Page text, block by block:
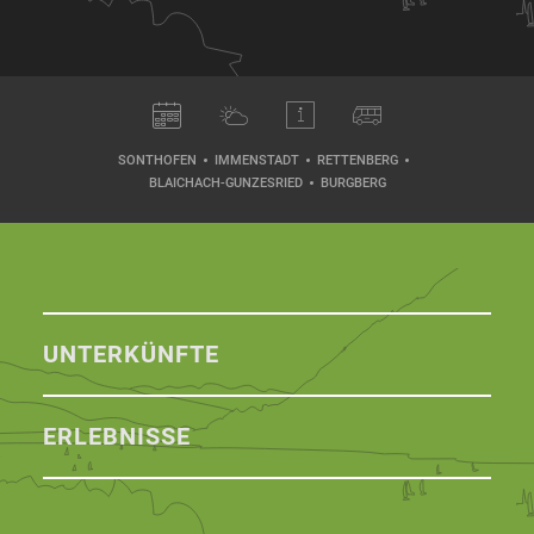
SONTHOFEN IMMENSTADT
RETTENBERG
BLAICHACH-GUNZESRIED
BURGBERG
UNTERKÜNFTE
ERLEBNISSE